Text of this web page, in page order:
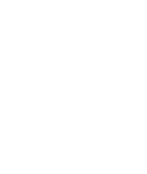
Netjes goed verpakt en op